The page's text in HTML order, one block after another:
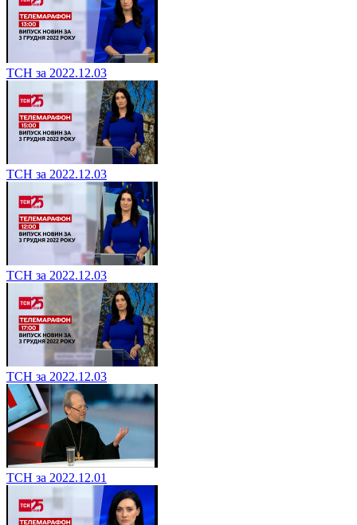
ТСН за 2022.12.03
ТСН за 2022.12.03
ТСН за 2022.12.03
ТСН за 2022.12.03
ТСН за 2022.12.01